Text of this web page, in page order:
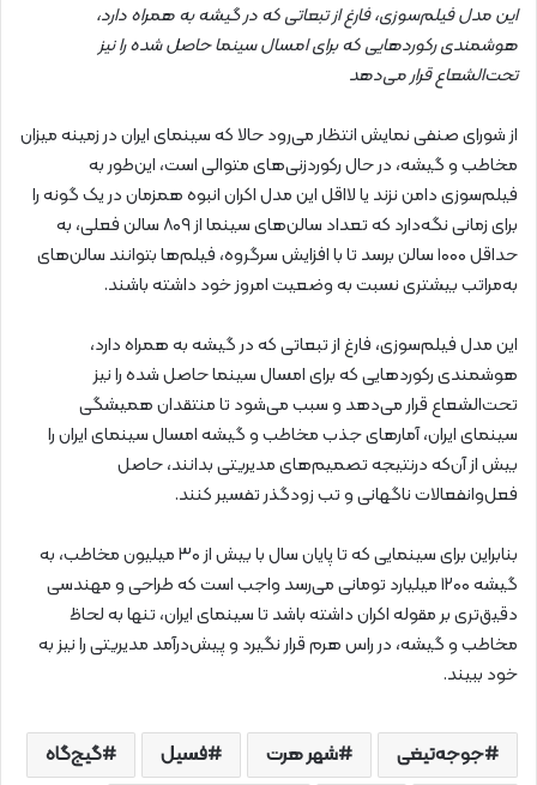
این مدل فیلم‌سوزی، فارغ از تبعاتی که در گیشه به همراه دارد،
هوشمندی رکوردهایی که برای امسال سینما حاصل شده را نیز
تحت‌الشعاع قرار می‌دهد
از شورای صنفی نمایش انتظار می‌رود حالا که سینمای ایران در زمینه میزان
مخاطب و گیشه، در حال رکوردزنی‌های متوالی است، این‌طور به
فیلم‌سوزی دامن نزند یا لااقل این مدل اکران انبوه همزمان در یک گونه را
برای زمانی نگه‌دارد که تعداد سالن‌های سینما از ۸۰۹ سالن فعلی، به
حداقل ۱۰۰۰ سالن برسد تا با افزایش سرگروه، فیلم‌ها بتوانند سالن‌های
به‌مراتب بیشتری نسبت به وضعیت امروز خود داشته باشند.
این مدل فیلم‌سوزی، فارغ از تبعاتی که در گیشه به همراه دارد،
هوشمندی رکوردهایی که برای امسال سینما حاصل شده را نیز
تحت‌الشعاع قرار می‌دهد و سبب می‌شود تا منتقدان همیشگی
سینمای ایران، آمارهای جذب مخاطب و گیشه امسال سینمای ایران را
بیش از آن‌که درنتیجه تصمیم‌های مدیریتی بدانند، حاصل
فعل‌وانفعالات ناگهانی و تب زودگذر تفسیر کنند.
بنابراین برای سینمایی که تا پایان سال با بیش از ۳۰ میلیون مخاطب، به
گیشه ۱۲۰۰ میلیارد تومانی می‌رسد واجب است که طراحی و مهندسی
دقیق‌تری بر مقوله اکران داشته باشد تا سینمای ایران، تنها به لحاظ
مخاطب و گیشه، در راس هرم قرار نگیرد و پیش‌درآمد مدیریتی را نیز به
خود ببیند.
جوجه‌تیغی شهر هرت فسیل
گیج‌گاه